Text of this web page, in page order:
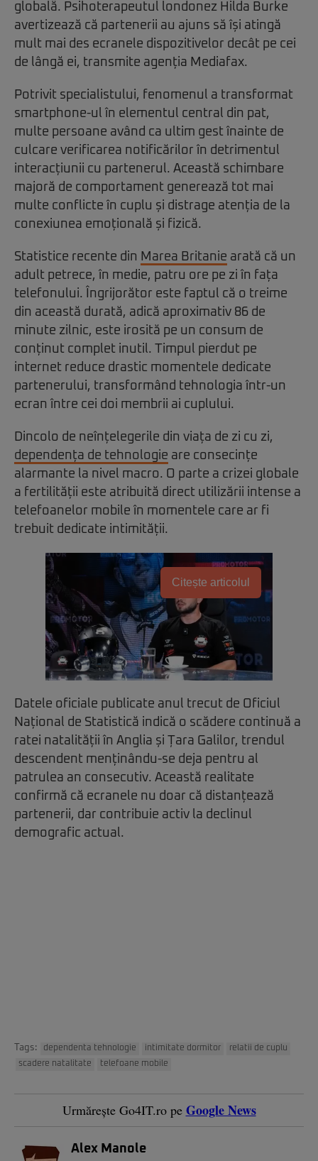
globală. Psihoterapeutul londonez Hilda Burke
avertizează că partenerii au ajuns să își atingă
mult mai des ecranele dispozitivelor decât pe cei
de lângă ei, transmite agenția Mediafax.
Potrivit specialistului, fenomenul a transformat
smartphone-ul în elementul central din pat,
multe persoane având ca ultim gest înainte de
culcare verificarea notificărilor în detrimentul
interacțiunii cu partenerul. Această schimbare
majoră de comportament generează tot mai
multe conflicte în cuplu și distrage atenția de la
conexiunea emoțională și fizică.
Statistice recente din Marea Britanie arată că un
adult petrece, în medie, patru ore pe zi în fața
telefonului. Îngrijorător este faptul că o treime
din această durată, adică aproximativ 86 de
minute zilnic, este irosită pe un consum de
conținut complet inutil. Timpul pierdut pe
internet reduce drastic momentele dedicate
partenerului, transformând tehnologia într-un
ecran între cei doi membrii ai cuplului.
Dincolo de neînțelegerile din viața de zi cu zi,
dependența de tehnologie are consecințe
alarmante la nivel macro. O parte a crizei globale
a fertilității este atribuită direct utilizării intense a
telefoanelor mobile în momentele care ar fi
trebuit dedicate intimității.
Citește articolul
Datele oficiale publicate anul trecut de Oficiul
Național de Statistică indică o scădere continuă a
ratei natalității în Anglia și Țara Galilor, trendul
descendent menținându-se deja pentru al
patrulea an consecutiv. Această realitate
confirmă că ecranele nu doar că distanțează
partenerii, dar contribuie activ la declinul
demografic actual.
Tags: dependenta tehnologie intimitate dormitor
relatii de cuplu
scadere natalitate
telefoane mobile
Urmărește Go4IT.ro pe Google News
Alex Manole